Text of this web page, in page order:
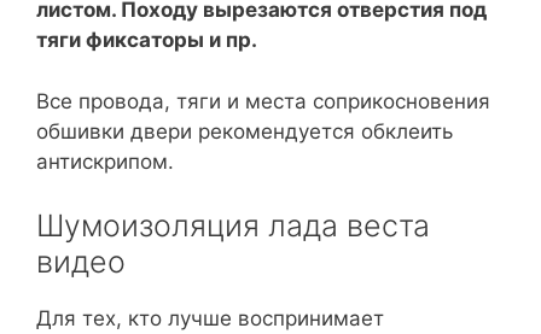
листом. Походу вырезаются отверстия под
тяги фиксаторы и пр.
Все провода, тяги и места соприкосновения
обшивки двери рекомендуется обклеить
антискрипом.
Шумоизоляция лада веста
видео
Для тех, кто лучше воспринимает